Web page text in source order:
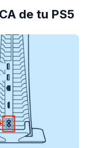
de tu PS5